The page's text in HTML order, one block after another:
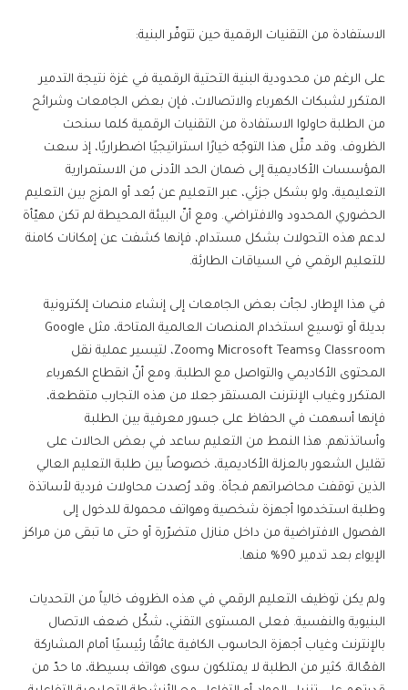
الاستفادة من التقنيات الرقمية حين تتوفّر البنية:
على الرغم من محدودية البنية التحتية الرقمية في غزة نتيجة التدمير
المتكرر لشبكات الكهرباء والاتصالات، فإن بعض الجامعات وشرائح
من الطلبة حاولوا الاستفادة من التقنيات الرقمية كلما سنحت
الظروف. وقد مثّل هذا التوجّه خيارًا استراتيجيًا اضطراريًا، إذ سعت
المؤسسات الأكاديمية إلى ضمان الحد الأدنى من الاستمرارية
التعليمية، ولو بشكل جزئي، عبر التعليم عن بُعد أو المزج بين التعليم
الحضوري المحدود والافتراضي. ومع أنّ البيئة المحيطة لم تكن مهيّأة
لدعم هذه التحولات بشكل مستدام، فإنها كشفت عن إمكانات كامنة
للتعليم الرقمي في السياقات الطارئة.
في هذا الإطار، لجأت بعض الجامعات إلى إنشاء منصات إلكترونية
بديلة أو توسيع استخدام المنصات العالمية المتاحة، مثل Google
Classroom وMicrosoft Teams وZoom، لتيسير عملية نقل
المحتوى الأكاديمي والتواصل مع الطلبة. ومع أنّ انقطاع الكهرباء
المتكرر وغياب الإنترنت المستقر جعلا من هذه التجارب متقطعة،
فإنها أسهمت في الحفاظ على جسور معرفية بين الطلبة
وأساتذتهم. هذا النمط من التعليم ساعد في بعض الحالات على
تقليل الشعور بالعزلة الأكاديمية، خصوصاً بين طلبة التعليم العالي
الذين توقفت محاضراتهم فجأة. وقد رُصدت محاولات فردية لأساتذة
وطلبة استخدموا أجهزة شخصية وهواتف محمولة للدخول إلى
الفصول الافتراضية من داخل منازل متضرّرة أو حتى ما تبقى من مراكز
الإيواء بعد تدمير 90% منها.
ولم يكن توظيف التعليم الرقمي في هذه الظروف خالياً من التحديات
البنيوية والنفسية. فعلى المستوى التقني، شكّل ضعف الاتصال
بالإنترنت وغياب أجهزة الحاسوب الكافية عائقًا رئيسيًا أمام المشاركة
الفعّالة. كثير من الطلبة لا يمتلكون سوى هواتف بسيطة، ما حدّ من